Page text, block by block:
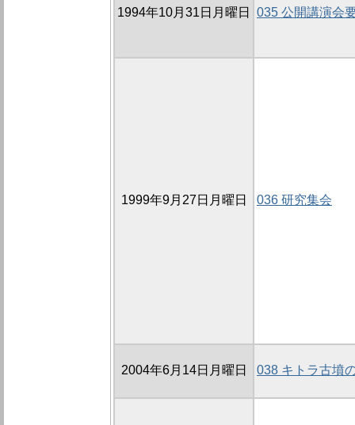
1994年10月31日月曜日 035 公開講演会
1999年9月27日月曜日 036 研究集会
2004年6月14日月曜日 038 キトラ古墳